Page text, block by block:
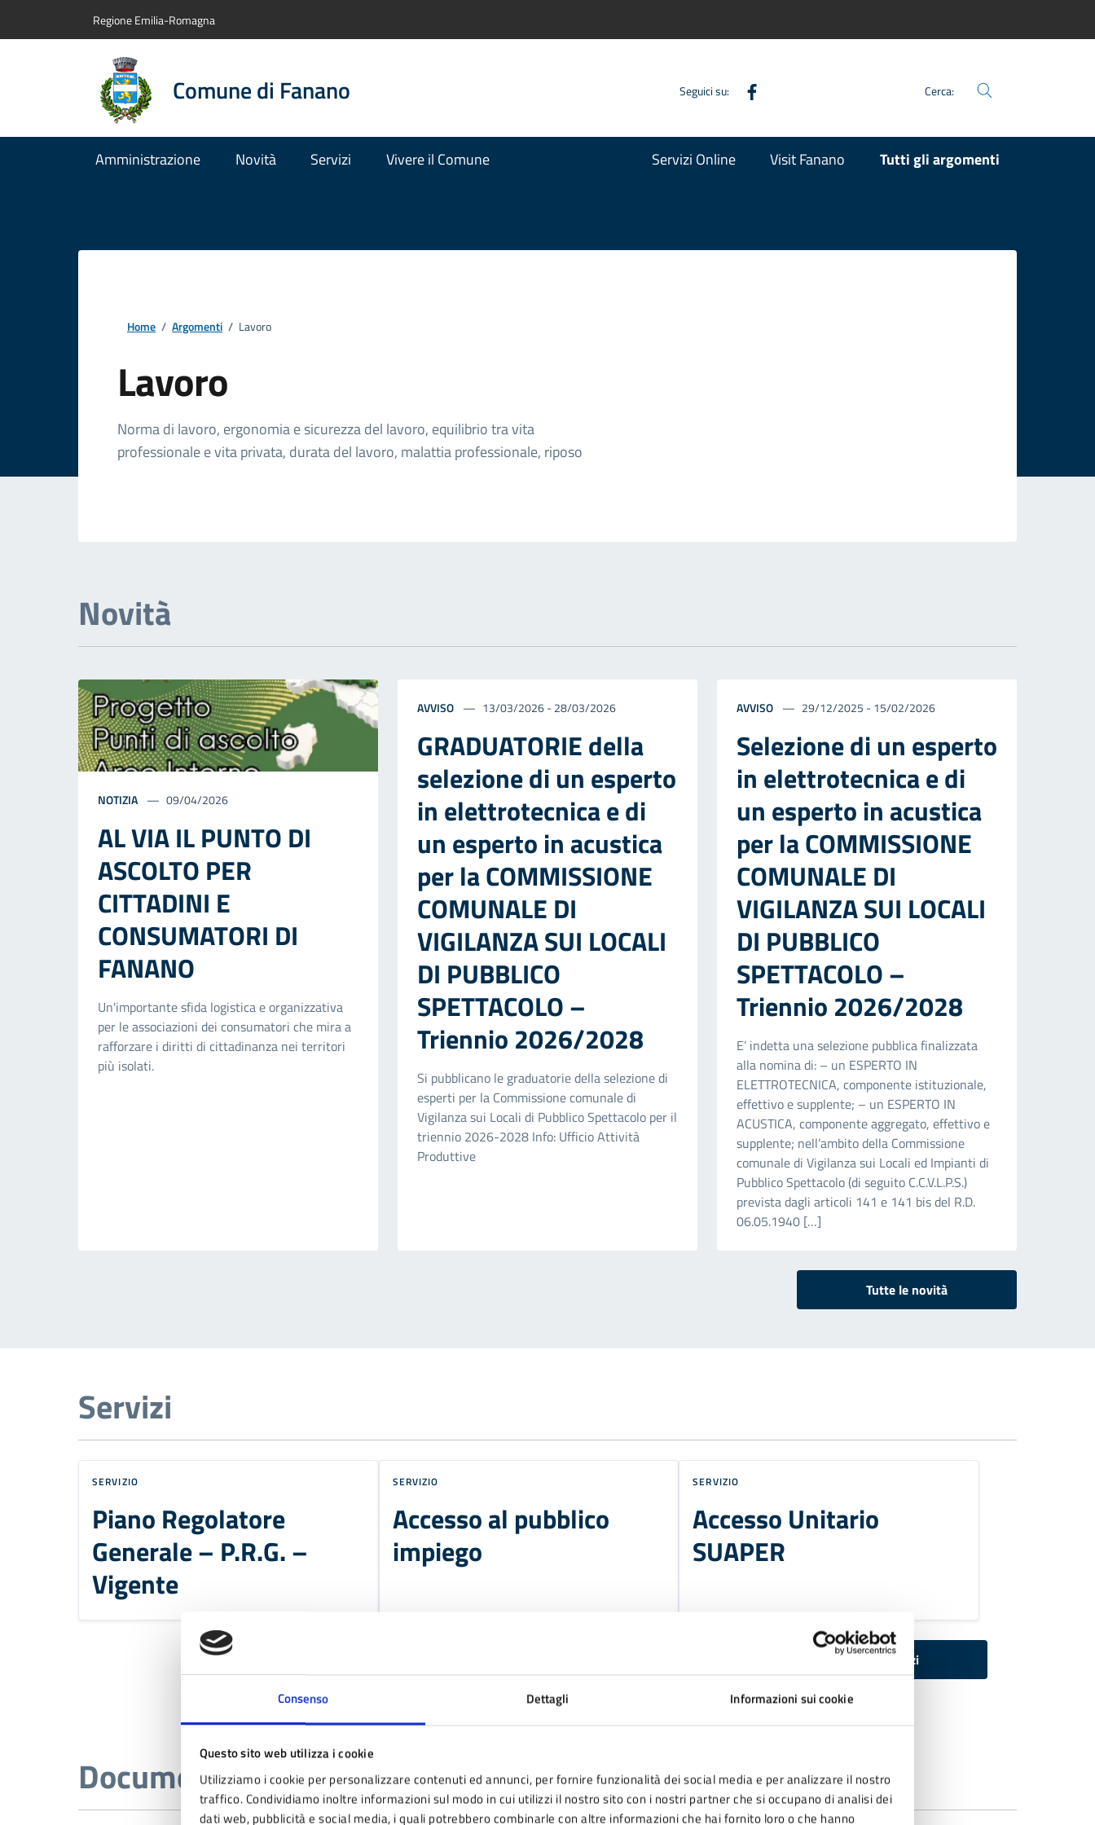
Consenso Dettagli Informazioni sui cookie
Questo sito web utilizza i cookie
Utilizziamo i cookie per personalizzare contenuti ed annunci, per fornire funzionalità dei social media e per analizzare il nostro
traffico. Condividiamo inoltre informazioni sul modo in cui utilizzi il nostro sito con i nostri partner che si occupano di analisi dei
dati web, pubblicità e social media, i quali potrebbero combinarle con altre informazioni che hai fornito loro o che hanno
Regione Emilia-Romagna
Comune di Fanano Seguici su: Cerca:
Amministrazione Novità Servizi Vivere il Comune Servizi Online Visit Fanano Tutti gli argomenti
Home / Argomenti / Lavoro
Lavoro
Norma di lavoro, ergonomia e sicurezza del lavoro, equilibrio tra vita
professionale e vita privata, durata del lavoro, malattia professionale, riposo
Novità
NOTIZIA 09/04/2026
AL VIA IL PUNTO DI
ASCOLTO PER
CITTADINI E
CONSUMATORI DI
FANANO
Un'importante sfida logistica e organizzativa
per le associazioni dei consumatori che mira a
rafforzare i diritti di cittadinanza nei territori
più isolati.
AVVISO 13/03/2026 - 28/03/2026
GRADUATORIE della
selezione di un esperto
in elettrotecnica e di
un esperto in acustica
per la COMMISSIONE
COMUNALE DI
VIGILANZA SUI LOCALI
DI PUBBLICO
SPETTACOLO –
Triennio 2026/2028
Si pubblicano le graduatorie della selezione di
esperti per la Commissione comunale di
Vigilanza sui Locali di Pubblico Spettacolo per il
triennio 2026-2028 Info: Ufficio Attività
Produttive
AVVISO 29/12/2025 - 15/02/2026
Selezione di un esperto
in elettrotecnica e di
un esperto in acustica
per la COMMISSIONE
COMUNALE DI
VIGILANZA SUI LOCALI
DI PUBBLICO
SPETTACOLO –
Triennio 2026/2028
E’ indetta una selezione pubblica finalizzata
alla nomina di: – un ESPERTO IN
ELETTROTECNICA, componente istituzionale,
effettivo e supplente; – un ESPERTO IN
ACUSTICA, componente aggregato, effettivo e
supplente; nell’ambito della Commissione
comunale di Vigilanza sui Locali ed Impianti di
Pubblico Spettacolo (di seguito C.C.V.L.P.S.)
prevista dagli articoli 141 e 141 bis del R.D.
06.05.1940 […]
Tutte le novità
Servizi
SERVIZIO
Piano Regolatore
Generale – P.R.G. –
Vigente
SERVIZIO
Accesso al pubblico
impiego
SERVIZIO
Accesso Unitario
SUAPER
Tutti i servizi
Documenti